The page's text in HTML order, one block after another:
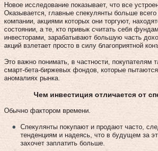
Новое исследование показывает, что все
Оказывается, главные спекулянты больше всего
компании, акциями которых они торгуют,
состоянии, а те, кто привык считать себя
инвесторами, зарабатывают большую часть
акций взлетает просто в силу благоприятной
Это важно понимать, в частности, покупателям
смарт-бета-биржевых фондов, которые пытаются
аномалиях рынка.
Чем инвестиция отличается от
Обычно фактором времени.
Спекулянты покупают и продают часто,
тенденциям и надеясь, что в будущем за
захочет заплатить больше.